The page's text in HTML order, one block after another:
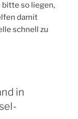
bitte so liegen,
damit
schnell zu
in